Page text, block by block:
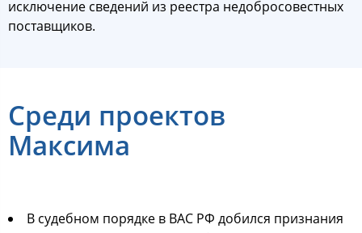
исключение сведений из реестра недобросовестных
поставщиков.
Среди проектов
Максима
В судебном порядке в ВАС РФ добился признания